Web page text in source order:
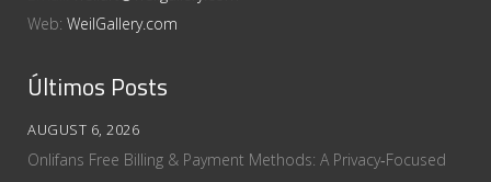
Web: WeilGallery.com
Últimos Posts
AUGUST 6, 2026
Onlifans Free Billing & Payment Methods: A Privacy‑Focused